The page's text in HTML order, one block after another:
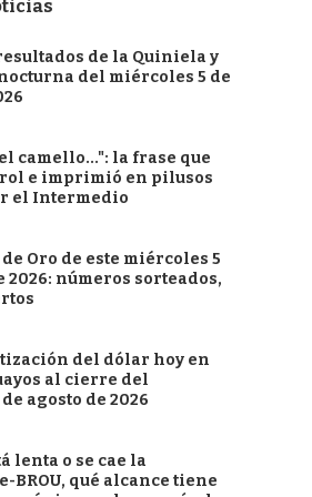
de la Quiniela y
del miércoles 5 de
camello...": la frase que
e imprimió en pilusos
el Intermedio
Oro de este miércoles 5
2026: números sorteados,
del dólar hoy en
al cierre del
agosto de 2026
lenta o se cae la
BROU, qué alcance tiene